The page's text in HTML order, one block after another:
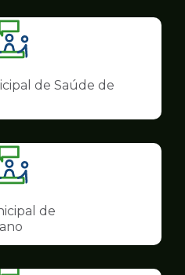
Ilustração
da
pagina
Conselhos
de Saúde de
Ilustração
da
pagina
de
Conselhos
de